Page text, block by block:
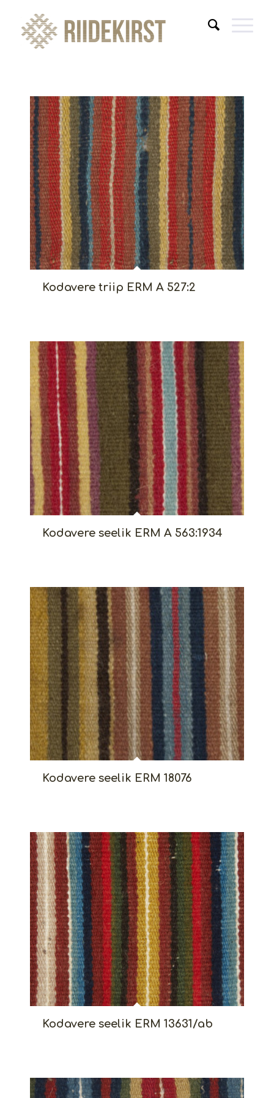
Kodavere triip ERM A 527:2
Kodavere seelik ERM A 563:1934
Kodavere seelik ERM 18076
Kodavere seelik ERM 13631/ab